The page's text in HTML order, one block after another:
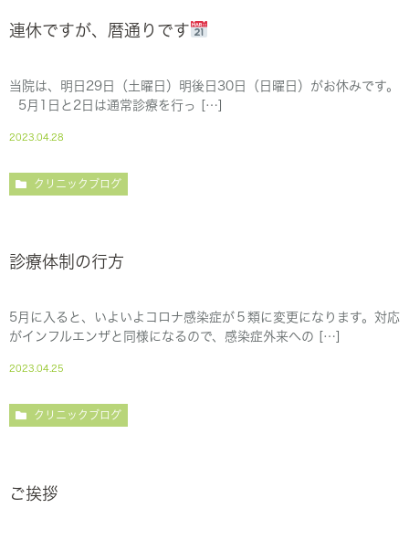
連休ですが、暦通りです
当院は、明日29日（土曜日）明後日30日（日曜日）がお休みです。
5月1日と2日は通常診療を行っ […]
2023.04.28
クリニックブログ
診療体制の行方
5月に入ると、いよいよコロナ感染症が５類に変更になります。対応
がインフルエンザと同様になるので、感染症外来への […]
2023.04.25
クリニックブログ
ご挨拶